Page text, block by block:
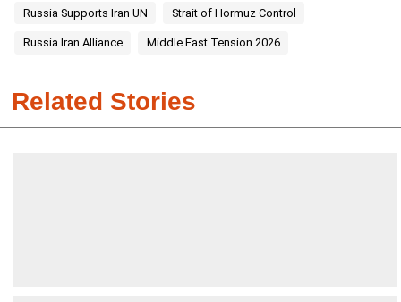
Russia Supports Iran UN Strait of Hormuz Control
Russia Iran Alliance Middle East Tension 2026
Related Stories